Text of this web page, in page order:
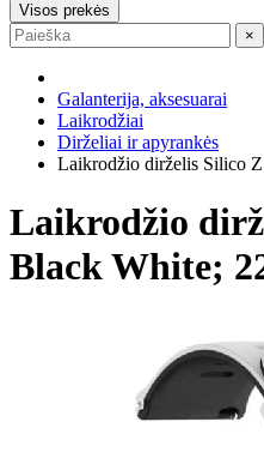
Visos prekės
×
Galanterija, aksesuarai
Laikrodžiai
Dirželiai ir apyrankės
Laikrodžio dirželis Silico
Laikrodžio
Black White;